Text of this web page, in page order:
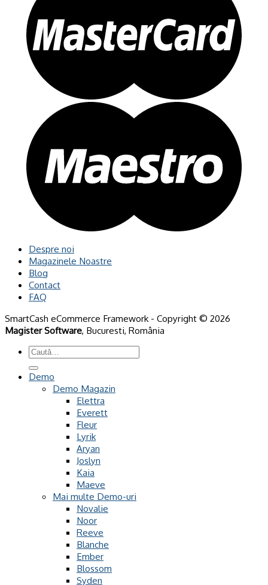
Despre noi
Magazinele Noastre
Blog
Contact
FAQ
SmartCash eCommerce Framework - Copyright © 2026
Magister Software, Bucuresti, România
Caută
după:
Demo
Demo Magazin
Elettra
Everett
Fleur
Lyrik
Aryan
Joslyn
Kaia
Maeve
Mai multe Demo-uri
Novalie
Noor
Reeve
Blanche
Ember
Blossom
Syden